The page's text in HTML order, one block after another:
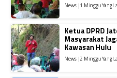
News | 1 Minggu Yang
Ketua DPRD
Masyarakat
Kawasan Hulu
News | 2 Minggu Yang